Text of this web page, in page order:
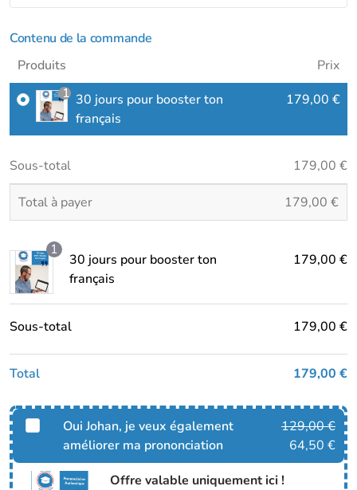
Contenu de la commande
Produits
Prix
1 30 jours pour booster ton
français
179,00 €
Sous-total 179,00 €
Total à payer 179,00 €
1
30 jours pour booster ton
français
179,00 €
Sous-total 179,00 €
Total 179,00 €
Oui Johan, je veux également
améliorer ma prononciation
129,00€
64,50 €
Offre valable uniquement ici !